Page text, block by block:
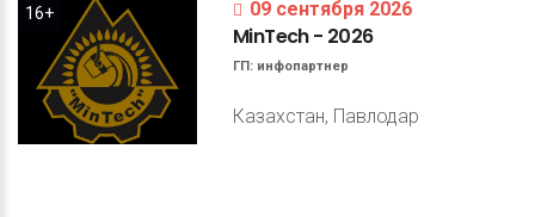
16+ 09 сентября 2026
MinTech- 2026
ГП: инфопартнер
Казахстан, Павлодар